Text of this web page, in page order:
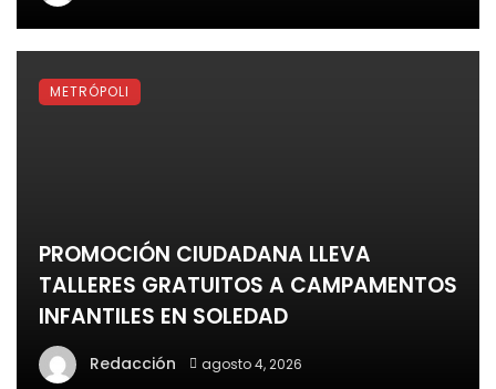
PROMOCIÓN CIUDADANA LLEVA
TALLERES GRATUITOS A CAMPAMENTOS
INFANTILES EN SOLEDAD
Redacción agosto 4, 2026
METRÓPOLI